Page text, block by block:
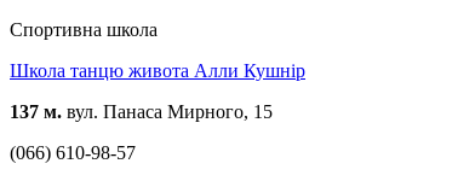
Спортивна школа
Школа танцю живота Алли Кушнір
137 м. вул. Панаса Мирного, 15
(066) 610-98-57